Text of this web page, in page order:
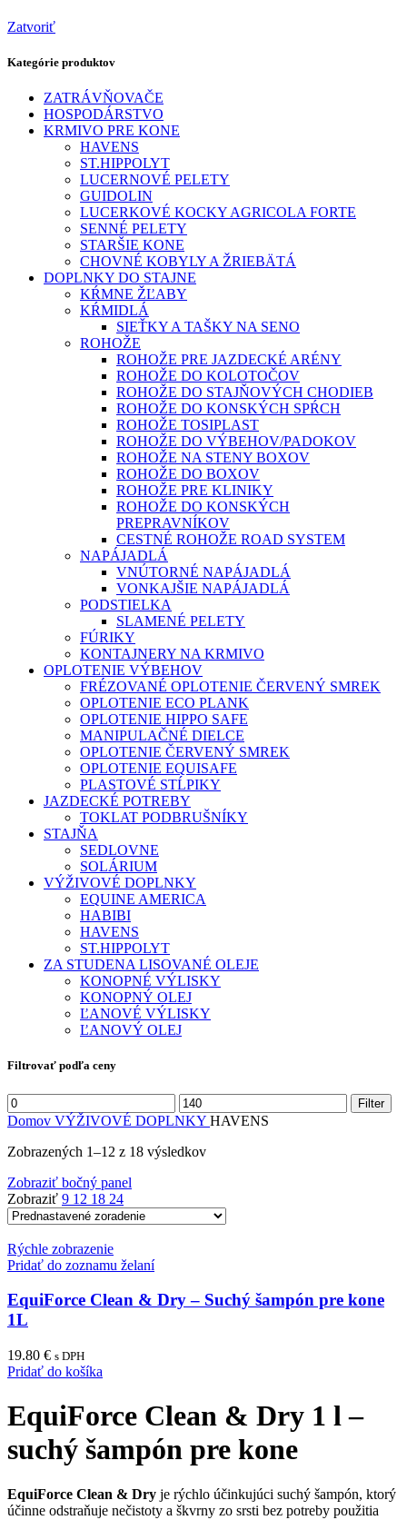
Zatvoriť
Kategórie produktov
ZATRÁVŇOVAČE
HOSPODÁRSTVO
KRMIVO PRE KONE
HAVENS
ST.HIPPOLYT
LUCERNOVÉ PELETY
GUIDOLIN
LUCERKOVÉ KOCKY AGRICOLA FORTE
SENNÉ PELETY
STARŠIE KONE
CHOVNÉ KOBYLY A ŽRIEBÄTÁ
DOPLNKY DO STAJNE
KŔMNE ŽĽABY
KŔMIDLÁ
SIEŤKY A TAŠKY NA SENO
ROHOŽE
ROHOŽE PRE JAZDECKÉ ARÉNY
ROHOŽE DO KOLOTOČOV
ROHOŽE DO STAJŇOVÝCH CHODIEB
ROHOŽE DO KONSKÝCH SPŔCH
ROHOŽE TOSIPLAST
ROHOŽE DO VÝBEHOV/PADOKOV
ROHOŽE NA STENY BOXOV
ROHOŽE DO BOXOV
ROHOŽE PRE KLINIKY
ROHOŽE DO KONSKÝCH
PREPRAVNÍKOV
CESTNÉ ROHOŽE ROAD SYSTEM
NAPÁJADLÁ
VNÚTORNÉ NAPÁJADLÁ
VONKAJŠIE NAPÁJADLÁ
PODSTIELKA
SLAMENÉ PELETY
FÚRIKY
KONTAJNERY NA KRMIVO
OPLOTENIE VÝBEHOV
FRÉZOVANÉ OPLOTENIE ČERVENÝ SMREK
OPLOTENIE ECO PLANK
OPLOTENIE HIPPO SAFE
MANIPULAČNÉ DIELCE
OPLOTENIE ČERVENÝ SMREK
OPLOTENIE EQUISAFE
PLASTOVÉ STĹPIKY
JAZDECKÉ POTREBY
TOKLAT PODBRUŠNÍKY
STAJŇA
SEDLOVNE
SOLÁRIUM
VÝŽIVOVÉ DOPLNKY
EQUINE AMERICA
HABIBI
HAVENS
ST.HIPPOLYT
ZA STUDENA LISOVANÉ OLEJE
KONOPNÉ VÝLISKY
KONOPNÝ OLEJ
ĽANOVÉ VÝLISKY
ĽANOVÝ OLEJ
Filtrovať podľa ceny
Minimálna
cena
Maximálna
cena
Filter
Domov VÝŽIVOVÉ DOPLNKY HAVENS
Zobrazených 1–12 z 18 výsledkov
Zobraziť bočný panel
Zobraziť 9 12 18 24
Rýchle zobrazenie
Pridať do zoznamu želaní
EquiForce Clean & Dry – Suchý šampón pre kone
1L
19.80 € s DPH
Pridať do košíka
EquiForce Clean & Dry 1 l –
suchý šampón pre kone
EquiForce Clean & Dry je rýchlo účinkujúci suchý šampón, ktorý
účinne odstraňuje nečistoty a škvrny zo srsti bez potreby použitia